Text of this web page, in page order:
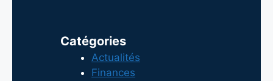
Catégories
Actualités
Finances